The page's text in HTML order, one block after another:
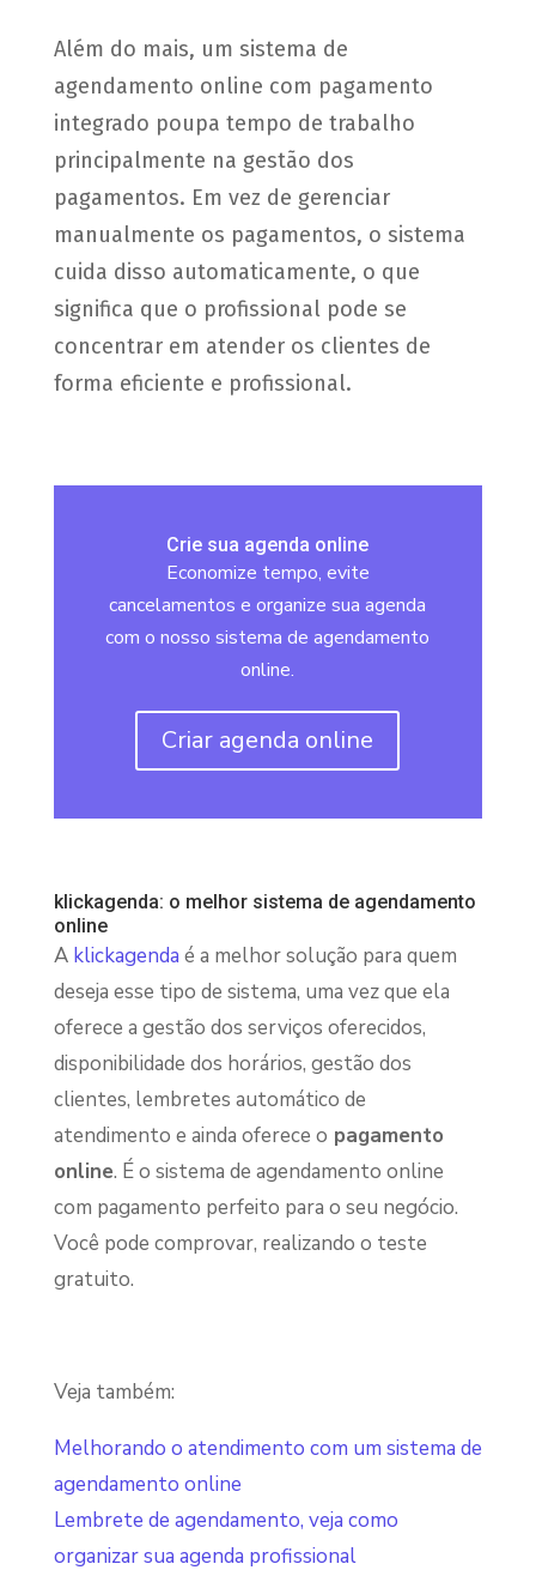
Além do mais, um sistema de
agendamento online com pagamento
integrado poupa tempo de trabalho
principalmente na gestão dos
pagamentos. Em vez de gerenciar
manualmente os pagamentos, o sistema
cuida disso automaticamente, o que
significa que o profissional pode se
concentrar em atender os clientes de
forma eficiente e profissional.
Crie sua agenda online
Economize tempo, evite
cancelamentos e organize sua agenda
com o nosso sistema de agendamento
online.
Criar agenda online
klickagenda: o melhor sistema de agendamento
online
A klickagenda é a melhor solução para quem
deseja esse tipo de sistema, uma vez que ela
oferece a gestão dos serviços oferecidos,
disponibilidade dos horários, gestão dos
clientes, lembretes automático de
atendimento e ainda oferece o pagamento
online. É o sistema de agendamento online
com pagamento perfeito para o seu negócio.
Você pode comprovar, realizando o teste
gratuito.
Veja também:
Melhorando o atendimento com um sistema de
agendamento online
Lembrete de agendamento, veja como
organizar sua agenda profissional